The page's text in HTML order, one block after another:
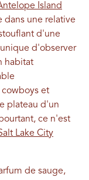
Island
dans une relative
d'une
d'observer
habitat
cowboys et
plateau d'un
ce n'est
Lake City
de sauge,